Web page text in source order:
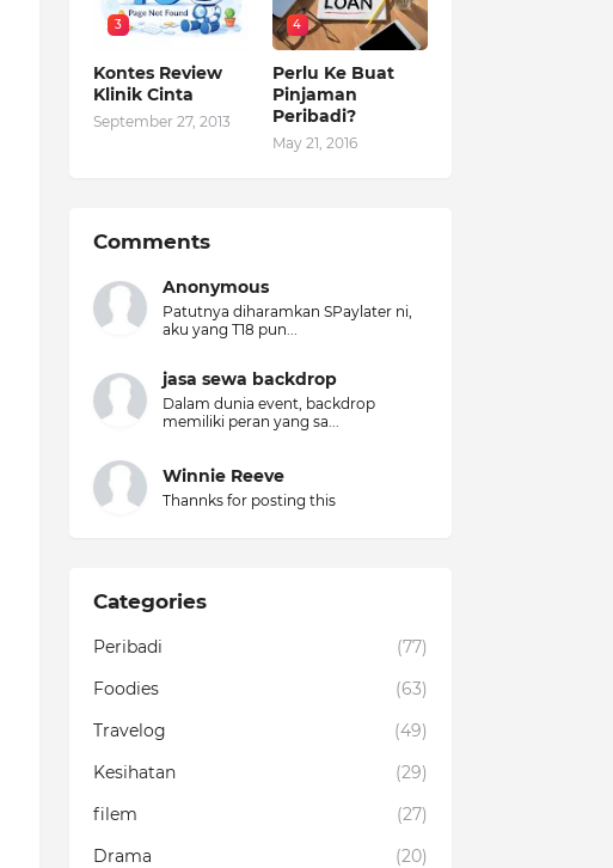
3
Kontes Review
Klinik Cinta
September 27, 2013
4
Perlu Ke Buat
Pinjaman
Peribadi?
May 21, 2016
Comments
Anonymous
Patutnya diharamkan SPaylater ni,
aku yang T18 pun...
jasa sewa backdrop
Dalam dunia event, backdrop
memiliki peran yang sa...
Winnie Reeve
Thannks for posting this
Categories
Peribadi
(77)
Foodies
(63)
Travelog
(49)
Kesihatan
(29)
filem
(27)
Drama
(20)